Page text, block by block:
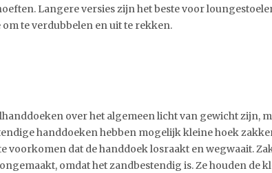
Langere versies zijn het beste voor
te verdubbelen en uit te rekken.
over het algemeen licht van gewicht zijn,
handdoeken hebben mogelijk kleine hoek
voorkomen dat de handdoek losraakt en wegwaait.
omdat het zandbestendig is. Ze houden de